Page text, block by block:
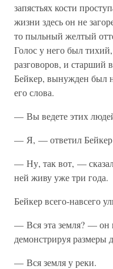
запястьях кости
жизни здесь он не
то пыльный желтый
Голос у него был
разговоров, и старший
Бейкер, вынужден был
его слова.
— Вы ведете этих
— Я, — ответил Бейкер
— Ну, так вот, —
ней живу уже три года.
Бейкер всего-навсего
— Вся эта земля? — он
демонстрируя размеры
— Вся земля у реки.